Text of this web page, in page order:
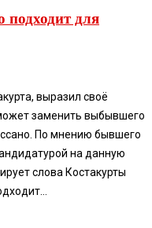
подходит для
выразил своё
заменить выбывшего
По мнению бывшего
на данную
слова Костакурты